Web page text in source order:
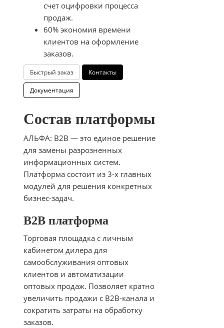
счет оцифровки процесса
продаж.
60% экономия времени
клиентов на оформление
заказов.
Быстрый заказ Контакты
Документация
Состав платформы
АЛЬФА: B2B — это единое решение
для замены разрозненных
информационных систем.
Платформа состоит из 3-х главных
модулей для решения конкретных
бизнес-задач.
B2B платформа
Торговая площадка с личным
кабинетом дилера для
самообслуживания оптовых
клиентов и автоматизации
оптовых продаж. Позволяет кратно
увеличить продажи с B2B-канала и
сократить затраты на обработку
заказов.